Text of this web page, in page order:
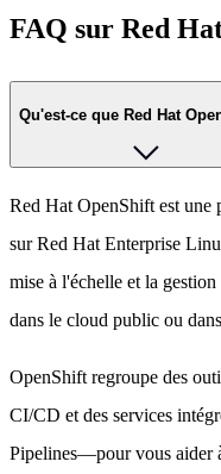
FAQ sur Red
Qu'est-ce que Red Hat
Red Hat OpenShift est une
sur Red Hat Enterprise
mise à l'échelle et la
dans le cloud public ou
OpenShift regroupe des
CI/CD et des services
Pipelines—pour vous aider